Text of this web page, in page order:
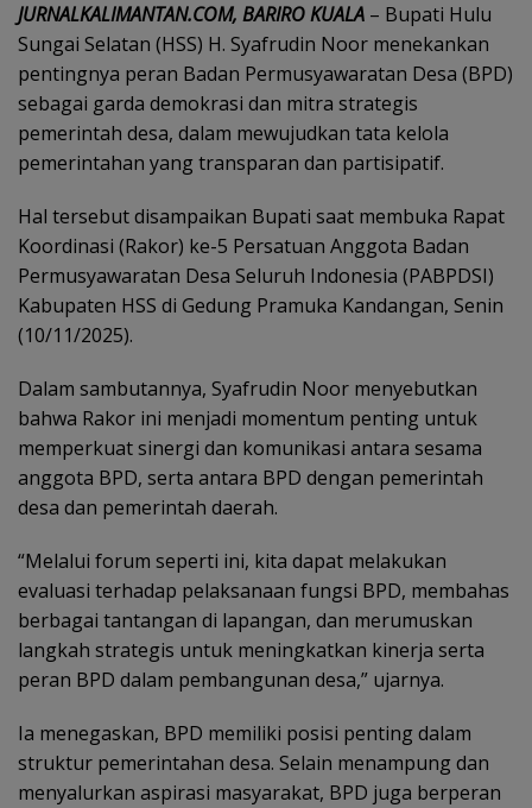
JURNALKALIMANTAN.COM, BARIRO KUALA – Bupati Hulu
Sungai Selatan (HSS) H. Syafrudin Noor menekankan
pentingnya peran Badan Permusyawaratan Desa (BPD)
sebagai garda demokrasi dan mitra strategis
pemerintah desa, dalam mewujudkan tata kelola
pemerintahan yang transparan dan partisipatif.
Hal tersebut disampaikan Bupati saat membuka Rapat
Koordinasi (Rakor) ke-5 Persatuan Anggota Badan
Permusyawaratan Desa Seluruh Indonesia (PABPDSI)
Kabupaten HSS di Gedung Pramuka Kandangan, Senin
(10/11/2025).
Dalam sambutannya, Syafrudin Noor menyebutkan
bahwa Rakor ini menjadi momentum penting untuk
memperkuat sinergi dan komunikasi antara sesama
anggota BPD, serta antara BPD dengan pemerintah
desa dan pemerintah daerah.
“Melalui forum seperti ini, kita dapat melakukan
evaluasi terhadap pelaksanaan fungsi BPD, membahas
berbagai tantangan di lapangan, dan merumuskan
langkah strategis untuk meningkatkan kinerja serta
peran BPD dalam pembangunan desa,” ujarnya.
Ia menegaskan, BPD memiliki posisi penting dalam
struktur pemerintahan desa. Selain menampung dan
menyalurkan aspirasi masyarakat, BPD juga berperan